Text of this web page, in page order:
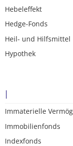
Hebeleffekt
Hedge-Fonds
Heil- und Hilfsmittel
Hypothek
I
Immaterielle
Immobilienfonds
Indexfonds